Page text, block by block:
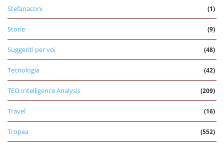
Stefanaconi (1)
Storie (9)
Suggeriti per voi (48)
Tecnologia (42)
TEO Intelligence Analysis (209)
Travel (16)
Tropea (552)